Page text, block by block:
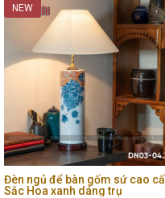
Đèn ngủ để bàn gốm sứ cao
Sắc Hoa xanh dáng trụ
NEW